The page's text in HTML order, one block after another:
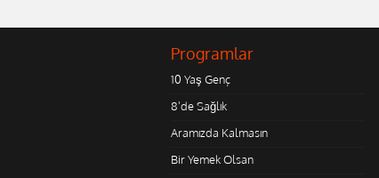
Programlar
10 Yaş Genç
8'de Sağlık
Aramızda Kalmasın
Bir Yemek Olsan